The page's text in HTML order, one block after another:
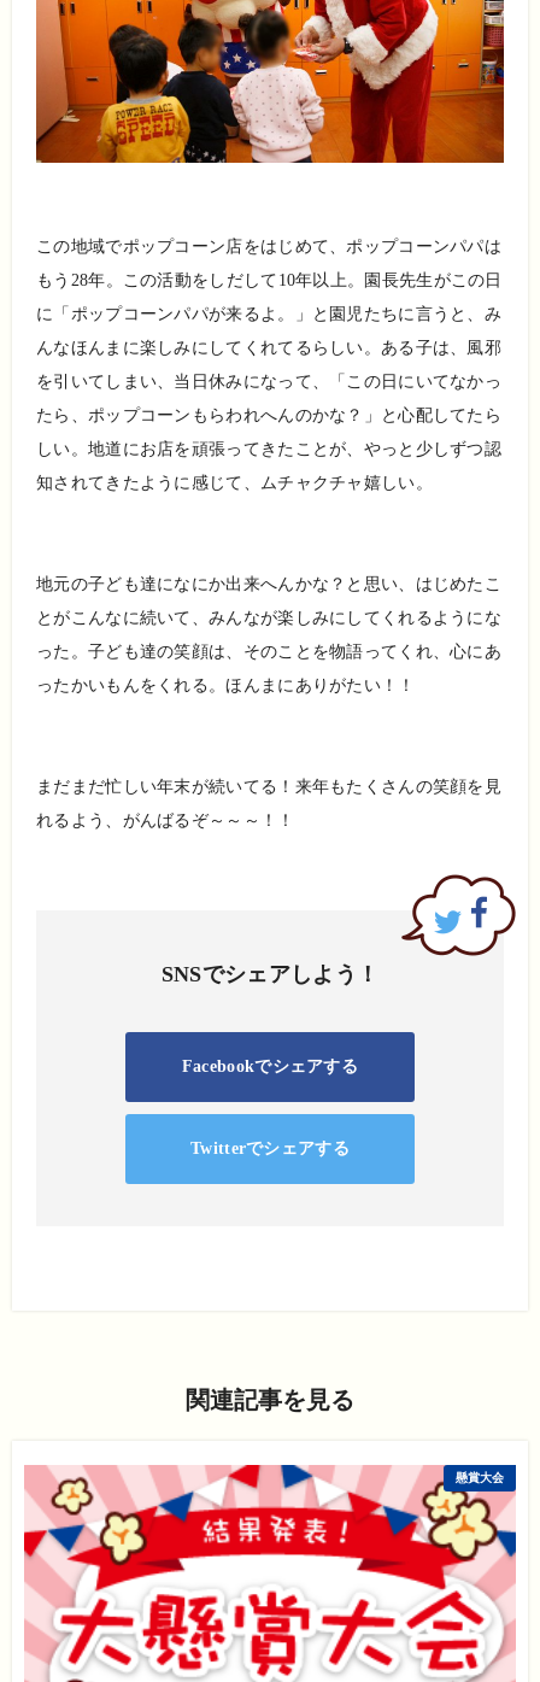
この地域でポップコーン店をはじめて、ポップコーンパパは
もう 28年。この活動をしだして 10年以上。園長先生がこの日
に「ポップコーンパパが来るよ。」と園児たちに言うと、み
んなほんまに楽しみにしてくれてるらしい。ある子は、風邪
を引いてしまい、当日休みになって、「この日にいてなかっ
たら、ポップコーンもらわれへんのかな？」と心配してたら
しい。地道にお店を頑張ってきたことが、やっと少しずつ認
知されてきたように感じて、ムチャクチャ嬉しい。
地元の子ども達になにか出来へんかな？と思い、はじめたこ
とがこんなに続いて、みんなが楽しみにしてくれるようにな
った。子ども達の笑顔は、そのことを物語ってくれ、心にあ
ったかいもんをくれる。ほんまにありがたい！！
まだまだ忙しい年末が続いてる！来年もたくさんの笑顔を見
れるよう、がんばるぞ～～～！！
SNSでシェアしよう！
Facebookでシェアする
Twitterでシェアする
関連記事を見る
懸賞大会